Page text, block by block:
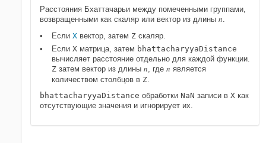
Расстояния Бхаттачарьи между помеченными группами,
возвращенными как скаляр или вектор из длины n.
Если X вектор, затем Z скаляр.
Если X матрица, затем bhattacharyyaDistance
вычисляет расстояние отдельно для каждой функции.
Z затем вектор из длины n, где n является
количеством столбцов в Z.
bhattacharyyaDistance обработки NaN записи в X как
отсутствующие значения и игнорирует их.